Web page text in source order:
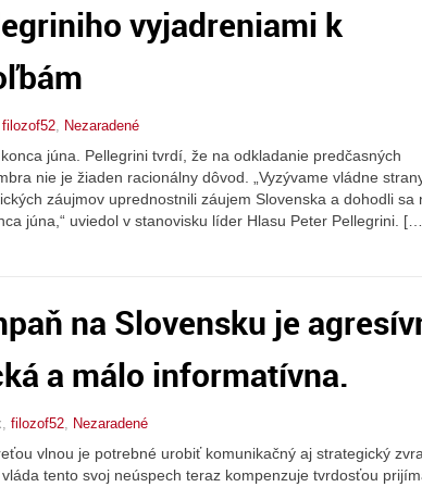
vyjadreniami k
filozof52, Nezaradené
júna. Pellegrini tvrdí, že na odkladanie predčasných
nie je žiaden racionálny dôvod. „Vyzývame vládne
záujmov uprednostnili záujem Slovenska a dohodli sa
júna,“ uviedol v stanovisku líder Hlasu Peter Pellegrini.
na Slovensku je
a málo informatívna.
filozof52, Nezaradené
vlnou je potrebné urobiť komunikačný aj strategický
vláda tento svoj neúspech teraz kompenzuje tvrdosťou